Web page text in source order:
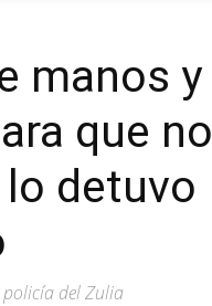
manos y
que no
lo detuvo
policía del Zulia